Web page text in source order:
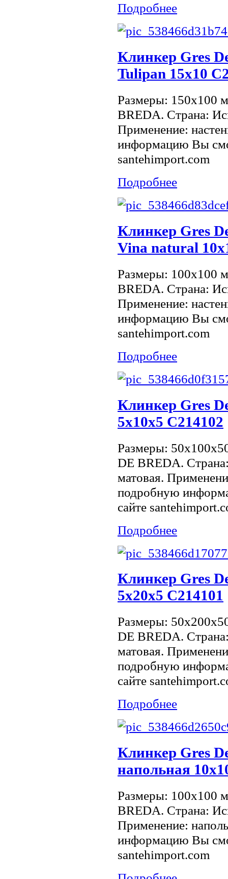
Подробнее
Клинкер Gres
Tulipan 15х10
Размеры: 150x100
BREDA. Страна:
Применение:
информацию Вы
santehimport.com
Подробнее
Клинкер Gres
Vina natural
Размеры: 100x100
BREDA. Страна:
Применение:
информацию Вы
santehimport.com
Подробнее
Клинкер Gres
5х10x5 C214102
Размеры:
DE BREDA.
матовая.
подробную
сайте
Подробнее
Клинкер Gres
5х20x5 C214101
Размеры:
DE BREDA.
матовая.
подробную
сайте
Подробнее
Клинкер Gres
напольная
Размеры: 100x100
BREDA. Страна:
Применение:
информацию Вы
santehimport.com